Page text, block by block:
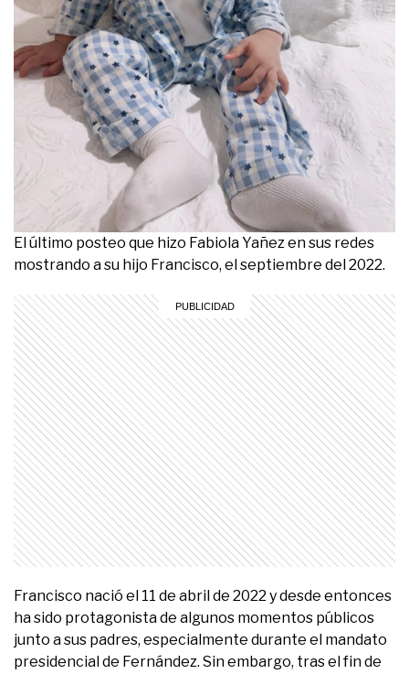
El último posteo que hizo Fabiola Yañez en sus redes
mostrando a su hijo Francisco, el septiembre del 2022.
Francisco nació el 11 de abril de 2022 y desde entonces
ha sido protagonista de algunos momentos públicos
junto a sus padres, especialmente durante el mandato
presidencial de Fernández. Sin embargo, tras el fin de